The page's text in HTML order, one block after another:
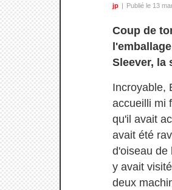
jp Publié le 13
Coup de
Sleever, la
Incroyable,
accueilli mi
qu'il avait
avait été
d'oiseau de
y avait
deux